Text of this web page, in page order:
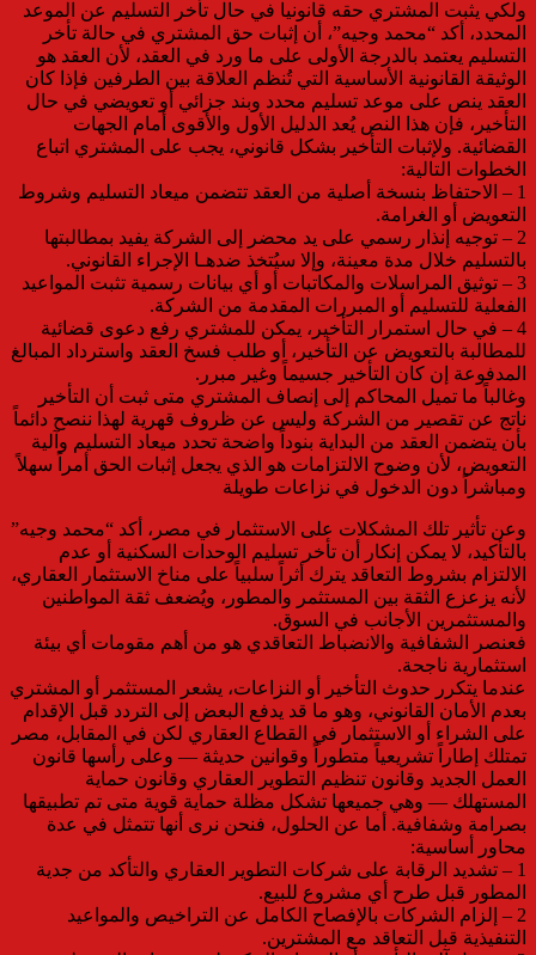
ولكي يثبت المشتري حقه قانونيا في حال تأخر التسليم عن الموعد
المحدد، أكد “محمد وجيه”، أن إثبات حق المشتري في حالة تأخر
التسليم يعتمد بالدرجة الأولى على ما ورد في العقد، لأن العقد هو
الوثيقة القانونية الأساسية التي تُنظم العلاقة بين الطرفين فإذا كان
العقد ينص على موعد تسليم محدد وبند جزائي أو تعويضي في حال
التأخير، فإن هذا النص يُعد الدليل الأول والأقوى أمام الجهات
القضائية. ولإثبات التأخير بشكل قانوني، يجب على المشتري اتباع
الخطوات التالية:
1 – الاحتفاظ بنسخة أصلية من العقد تتضمن ميعاد التسليم وشروط
التعويض أو الغرامة.
2 – توجيه إنذار رسمي على يد محضر إلى الشركة يفيد بمطالبتها
بالتسليم خلال مدة معينة، وإلا سيُتخذ ضدهـا الإجراء القانوني.
3 – توثيق المراسلات والمكاتبات أو أي بيانات رسمية تثبت المواعيد
الفعلية للتسليم أو المبررات المقدمة من الشركة.
4 – في حال استمرار التأخير، يمكن للمشتري رفع دعوى قضائية
للمطالبة بالتعويض عن التأخير، أو طلب فسخ العقد واسترداد المبالغ
المدفوعة إن كان التأخير جسيماً وغير مبرر.
وغالباً ما تميل المحاكم إلى إنصاف المشتري متى ثبت أن التأخير
ناتج عن تقصير من الشركة وليس عن ظروف قهرية لهذا ننصح دائماً
بأن يتضمن العقد من البداية بنوداً واضحة تحدد ميعاد التسليم وآلية
التعويض، لأن وضوح الالتزامات هو الذي يجعل إثبات الحق أمراً سهلاً
ومباشراً دون الدخول في نزاعات طويلة
وعن تأثير تلك المشكلات على الاستثمار في مصر، أكد “محمد وجيه”
بالتأكيد، لا يمكن إنكار أن تأخر تسليم الوحدات السكنية أو عدم
الالتزام بشروط التعاقد يترك أثراً سلبياً على مناخ الاستثمار العقاري،
لأنه يزعزع الثقة بين المستثمر والمطور، ويُضعف ثقة المواطنين
والمستثمرين الأجانب في السوق.
فعنصر الشفافية والانضباط التعاقدي هو من أهم مقومات أي بيئة
استثمارية ناجحة.
عندما يتكرر حدوث التأخير أو النزاعات، يشعر المستثمر أو المشتري
بعدم الأمان القانوني، وهو ما قد يدفع البعض إلى التردد قبل الإقدام
على الشراء أو الاستثمار في القطاع العقاري لكن في المقابل، مصر
تمتلك إطاراً تشريعياً متطوراً وقوانين حديثة — وعلى رأسها قانون
العمل الجديد وقانون تنظيم التطوير العقاري وقانون حماية
المستهلك — وهي جميعها تشكل مظلة حماية قوية متى تم تطبيقها
بصرامة وشفافية. أما عن الحلول، فنحن نرى أنها تتمثل في عدة
محاور أساسية:
1 – تشديد الرقابة على شركات التطوير العقاري والتأكد من جدية
المطور قبل طرح أي مشروع للبيع.
2 – إلزام الشركات بالإفصاح الكامل عن التراخيص والمواعيد
التنفيذية قبل التعاقد مع المشترين.